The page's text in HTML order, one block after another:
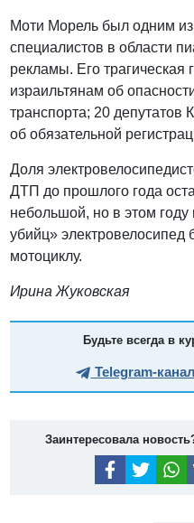
Моти Морель был одним из
специалистов в области
рекламы. Его трагическая
израильтянам об
транспорта; 20 депутатов
об обязательной
Доля
ДТП до прошлого года
небольшой, но в этом
убийц» электровелосипед
мотоциклу.
Ирина Жуковская
Будьте всегда в
Telegram-
Заинтересовала